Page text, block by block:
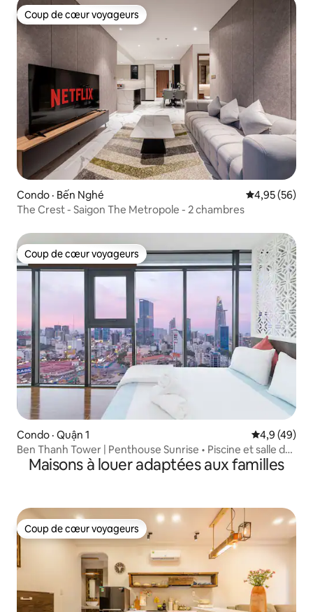
Coup de cœur voyageurs
Coup de cœur voyageurs
Condo · Bến Nghé Note
4,95 (56)
The Crest - Saigon The Metropole - 2 chambres
Coup de cœur voyageurs
Coup de cœur voyageurs
Condo · Quận 1 Note
4,9 (49)
Ben Thanh Tower | Penthouse Sunrise • Piscine et salle de
sport
Maisons à louer adaptées aux familles
Coup de cœur voyageurs
Coup de cœur voyageurs